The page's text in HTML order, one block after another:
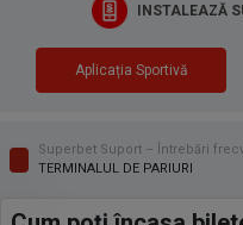
INSTALEAZĂ
Aplicația Sportivă
Superbet Suport – Întrebări
TERMINALUL DE PARIURI